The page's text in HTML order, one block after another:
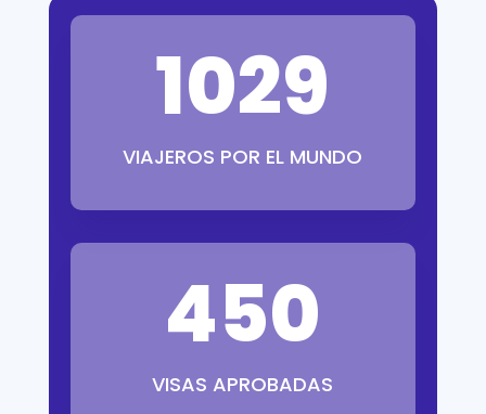
1029
VIAJEROS POR EL MUNDO
450
VISAS APROBADAS